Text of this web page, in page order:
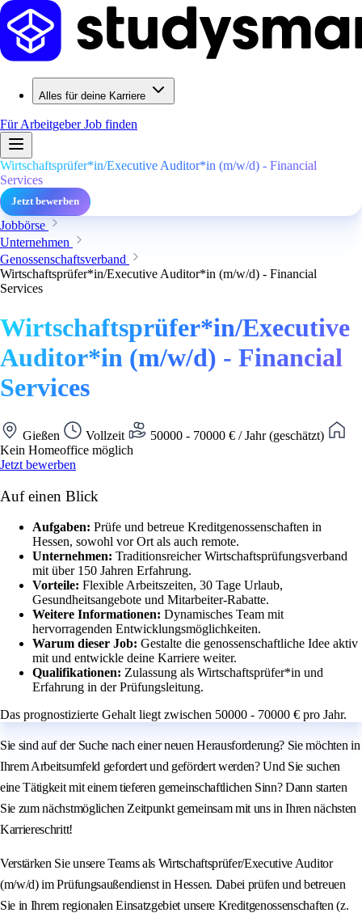
Alles für deine Karriere
Für ArbeitgeberJob finden
Wirtschaftsprüfer*in/Executive Auditor*in (m/w/d) - Financial
Services
Jetzt bewerben
Jobbörse
Unternehmen
Genossenschaftsverband
Wirtschaftsprüfer*in/Executive Auditor*in (m/w/d) - Financial
Services
Wirtschaftsprüfer*in/Executive
Auditor*in (m/w/d) - Financial
Services
Gießen Vollzeit
50000 - 70000 € / Jahr (geschätzt)
Kein Homeoffice möglich
Jetzt bewerben
Auf einen Blick
Aufgaben: Prüfe und betreue Kreditgenossenschaften in
Hessen, sowohl vor Ort als auch remote.
Unternehmen: Traditionsreicher Wirtschaftsprüfungsverband
mit über 150 Jahren Erfahrung.
Vorteile: Flexible Arbeitszeiten, 30 Tage Urlaub,
Gesundheitsangebote und Mitarbeiter-Rabatte.
Weitere Informationen: Dynamisches Team mit
hervorragenden Entwicklungsmöglichkeiten.
Warum dieser Job: Gestalte die genossenschaftliche Idee aktiv
mit und entwickle deine Karriere weiter.
Qualifikationen: Zulassung als Wirtschaftsprüfer*in und
Erfahrung in der Prüfungsleitung.
Das prognostizierte Gehalt liegt zwischen 50000 - 70000 € pro Jahr.
Sie sind auf der Suche nach einer neuen Herausforderung? Sie möchten in
Ihrem Arbeitsumfeld gefordert und gefördert werden? Und Sie suchen
eine Tätigkeit mit einem tieferen gemeinschaftlichen Sinn? Dann starten
Sie zum nächstmöglichen Zeitpunkt gemeinsam mit uns in Ihren nächsten
Karriereschritt!
Verstärken Sie unsere Teams als Wirtschaftsprüfer/Executive Auditor
(m/w/d) im Prüfungsaußendienst in Hessen. Dabei prüfen und betreuen
Sie in Ihrem regionalen Einsatzgebiet unsere Kreditgenossenschaften (z.